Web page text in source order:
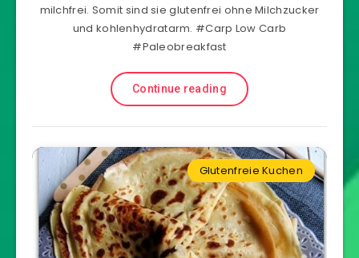
milchfrei. Somit sind sie glutenfrei ohne Milchzucker
und kohlenhydratarm. #Carp Low Carb
#Paleobreakfast
Continue reading
Glutenfreie Kuchen